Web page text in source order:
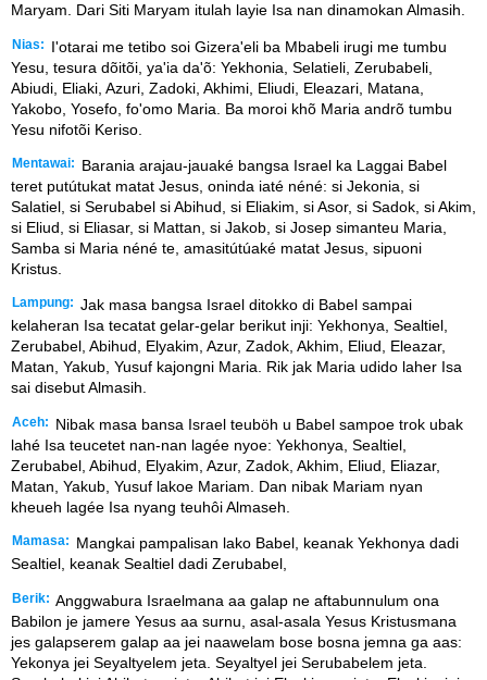
Maryam. Dari Siti Maryam itulah layie Isa nan dinamokan Almasih.
Nias:
I'otarai me tetibo soi Gizera'eli ba Mbabeli irugi me tumbu
Yesu, tesura dõitõi, ya'ia da'õ: Yekhonia, Selatieli, Zerubabeli,
Abiudi, Eliaki, Azuri, Zadoki, Akhimi, Eliudi, Eleazari, Matana,
Yakobo, Yosefo, fo'omo Maria. Ba moroi khõ Maria andrõ tumbu
Yesu nifotõi Keriso.
Mentawai:
Barania arajau-jauaké bangsa Israel ka Laggai Babel
teret putútukat matat Jesus, oninda iaté néné: si Jekonia, si
Salatiel, si Serubabel si Abihud, si Eliakim, si Asor, si Sadok, si Akim,
si Eliud, si Eliasar, si Mattan, si Jakob, si Josep simanteu Maria,
Samba si Maria néné te, amasitútúaké matat Jesus, sipuoni
Kristus.
Lampung: Jak masa bangsa Israel ditokko di Babel sampai
kelaheran Isa tecatat gelar-gelar berikut inji: Yekhonya, Sealtiel,
Zerubabel, Abihud, Elyakim, Azur, Zadok, Akhim, Eliud, Eleazar,
Matan, Yakub, Yusuf kajongni Maria. Rik jak Maria udido laher Isa
sai disebut Almasih.
Aceh:
Nibak masa bansa Israel teuböh u Babel sampoe trok ubak
lahé Isa teucetet nan-nan lagée nyoe: Yekhonya, Sealtiel,
Zerubabel, Abihud, Elyakim, Azur, Zadok, Akhim, Eliud, Eliazar,
Matan, Yakub, Yusuf lakoe Mariam. Dan nibak Mariam nyan
kheueh lagée Isa nyang teuhôi Almaseh.
Mamasa:
Mangkai pampalisan lako Babel, keanak Yekhonya dadi
Sealtiel, keanak Sealtiel dadi Zerubabel,
Berik: Anggwabura Israelmana aa galap ne aftabunnulum ona
Babilon je jamere Yesus aa surnu, asal-asala Yesus Kristusmana
jes galapserem galap aa jei naawelam bose bosna jemna ga aas:
Yekonya jei Seyaltyelem jeta. Seyaltyel jei Serubabelem jeta.